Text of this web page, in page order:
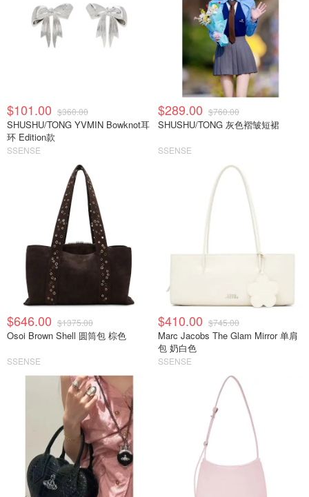
$101.00 $360.00
SHUSHU/TONG YVMIN Bowknot耳
环 Edition款
SSENSE
$289.00 $760.00
SHUSHU/TONG 灰色褶皱短裙
SSENSE
$646.00 $1375.00
Osoi Brown Shell 圆筒包 棕色
SSENSE
$410.00 $745.00
Marc Jacobs The Glam Mirror 单肩
包 奶白色
SSENSE